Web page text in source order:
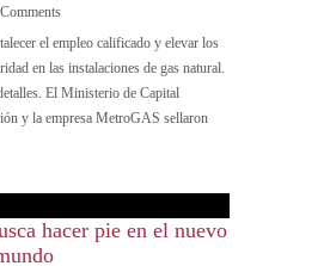
el empleo calificado y elevar los
en las instalaciones de gas natural.
El Ministerio de Capital
y la empresa MetroGAS sellaron
hacer pie en el nuevo